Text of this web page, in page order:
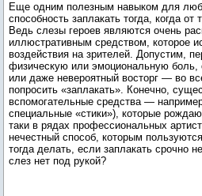
Еще одним полезным навыком для
способность заплакать тогда, когда от
Ведь слезы героев являются очень
иллюстративным средством, которое
воздействия на зрителей. Допустим,
физическую или эмоциональную боль,
или даже невероятный восторг — во
попросить «заплакать». Конечно,
вспомогательные средства —
специальные «стики»), которые
таки в рядах профессиональных
нечестный способ, которым
тогда делать, если заплакать срочно
слез нет под рукой?